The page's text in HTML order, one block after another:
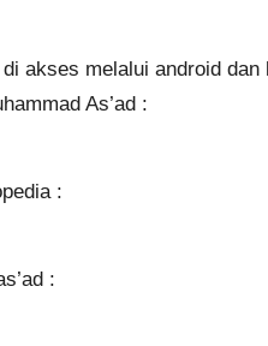
akses melalui android
As’ad :
:
: